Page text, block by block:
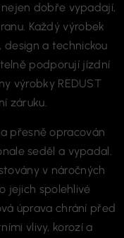
dobře vypadají,
Každý výrobek
design a technickou
podporují jízdní
výrobky REDUST
záruku.
přesně opracován
seděl a vypadal.
v náročných
jejich spolehlivé
úprava chrání před
vlivy, korozí a